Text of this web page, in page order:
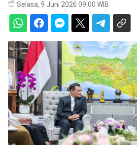
Selasa, 9 Juni 2026 09:00 WIB